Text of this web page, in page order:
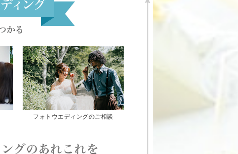
フォトウエディングのご相談